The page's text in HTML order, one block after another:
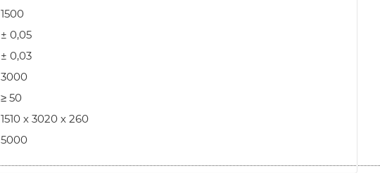
1500
± 0,05
± 0,03
3000
≥ 50
1510 х 3020 х 260
5000